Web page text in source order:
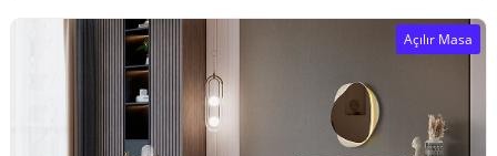
Açılır Masa